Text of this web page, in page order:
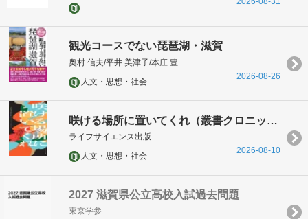
観光コースでない琵琶湖・滋賀
奥村 信夫/平井 美津子/本庄 豊
人文・思想・社会
2026-08-26
咲ける場所に置いてくれ（叢書クロニック）
ライフサイエンス出版
人文・思想・社会
2026-08-10
2027 滋賀県公立高校入試過去問題
東京学参